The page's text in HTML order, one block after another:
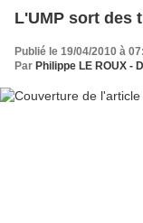
L'UMP sort des
Publié le 19/04/2010 à
Par Philippe LE ROUX -